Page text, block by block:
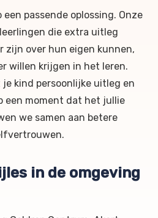
een passende oplossing. Onze
die extra uitleg
zijn over hun eigen kunnen,
willen krijgen in het leren.
kind persoonlijke uitleg en
een moment dat het jullie
we samen aan betere
in de omgeving